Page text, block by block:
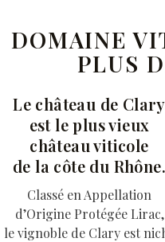
DOMAINE
PLUS
Le château de Clary
est le plus vieux
château viticole
de la côte du Rhône.
Classé en Appellation
d’Origine Protégée Lirac,
le vignoble de Clary est